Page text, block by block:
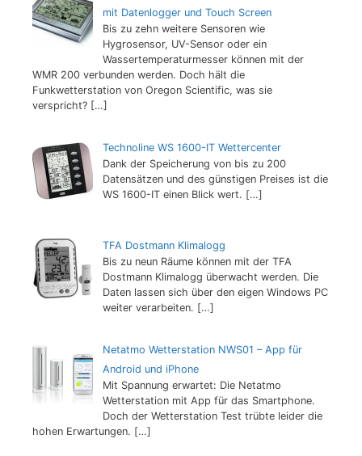
mit Datenlogger und Touch Screen
Bis zu zehn weitere Sensoren wie
Hygrosensor, UV-Sensor oder ein
Wassertemperaturmesser können mit der
WMR 200 verbunden werden. Doch hält die
Funkwetterstation von Oregon Scientific, was sie
verspricht? […]
Technoline WS 1600-IT Wettercenter
Dank der Speicherung von bis zu 200
Datensätzen und des günstigen Preises ist die
WS 1600-IT einen Blick wert. […]
TFA Dostmann Klimalogg
Bis zu neun Räume können mit der TFA
Dostmann Klimalogg überwacht werden. Die
Daten lassen sich über den eigen Windows PC
weiter verarbeiten. […]
Netatmo Wetterstation NWS01 – App für
Android und iPhone
Mit Spannung erwartet: Die Netatmo
Wetterstation mit App für das Smartphone.
Doch der Wetterstation Test trübte leider die
hohen Erwartungen. […]